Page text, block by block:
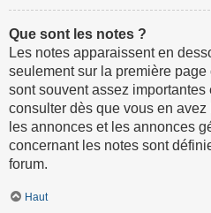
Que sont les notes ?
Les notes apparaissent en
seulement sur la première
sont souvent assez
consulter dès que vous en
les annonces et les annonces
concernant les notes sont
forum.
Haut